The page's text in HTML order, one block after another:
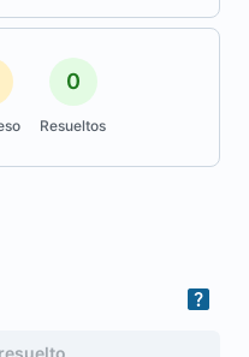
0
Resueltos